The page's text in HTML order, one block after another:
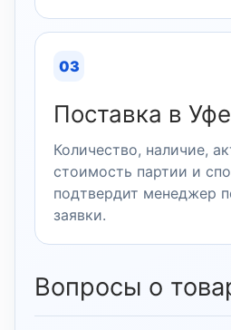
03
Поставка в Уфе
Количество, наличие,
стоимость партии и
подтвердит менеджер
заявки.
Вопросы о